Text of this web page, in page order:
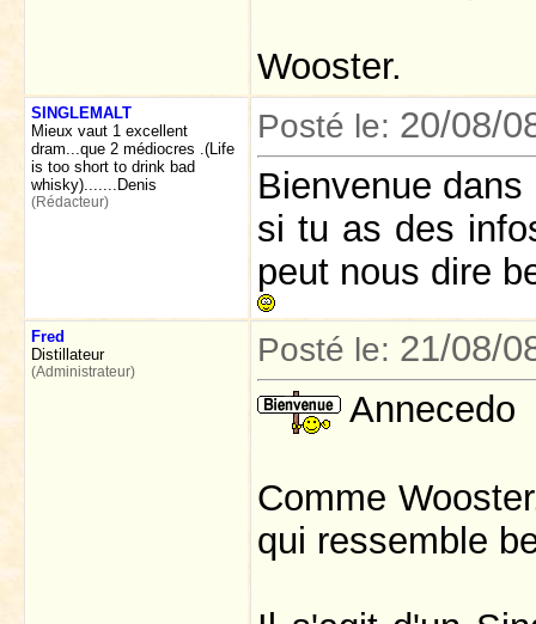
Wooster.
SINGLEMALT
Mieux vaut 1 excellent
dram...que 2 médiocres .(Life
is too short to drink bad
whisky).......Denis
(Rédacteur)
Posté le: 20/08/
Bienvenue
si tu as des
peut nous dire
Fred
Distillateur
(Administrateur)
Posté le: 21/08/
Annecedo
Comme
qui ressemble